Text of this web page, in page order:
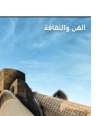
الفن والثقافة